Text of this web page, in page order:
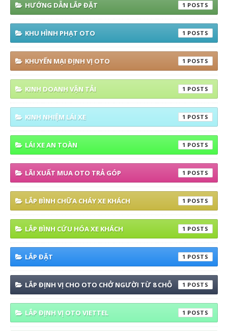
HƯỚNG DẪN LẮP ĐẶT 1
KHU HÌNH PHẠT OTO 1
KHUYẾN MẠI ĐỊNH VỊ OTO 1
KINH DOANH VẬN TẢI 1
KINH NHIỆM LÁI XE 1
LÁI XE AN TOÀN 1
LÃI XUẤT MUA OTO TRẢ GÓP 1
LẮP BÌNH CHỮA CHÁY XE KHÁCH 1
LẮP BÌNH CỨU HÓA XE KHÁCH 1
LẮP ĐẶT 1
LẮP ĐỊNH VỊ CHO OTO CHỞ NGƯỜI TỪ 8 CHỖ 1
LẮP ĐỊNH VỊ OTO VIETTEL 1